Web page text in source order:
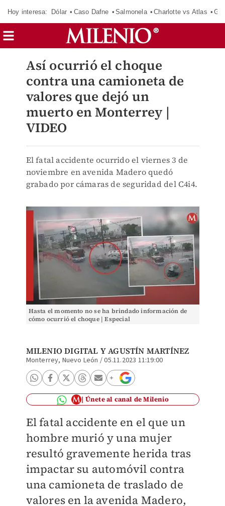
Hoy interesa: Dólar Caso Dafne Salmonela Charlotte vs Atlas
Así ocurrió el choque
contra una camioneta de
valores que dejó un
muerto en Monterrey |
VIDEO
El fatal accidente ocurrido el viernes 3 de
noviembre en avenida Madero quedó
grabado por cámaras de seguridad del C4i4.
Hasta el momento no se ha brindado información de
cómo ocurrió el choque | Especial
MILENIO DIGITAL YAGUSTÍN MARTÍNEZ
Monterrey, Nuevo León /05.11.2023 11:19:00
Únete al canal de Milenio
El fatal accidente en el que un
hombre murió y una mujer
resultó gravemente herida tras
impactar su automóvil contra
una camioneta de traslado de
valores en la avenida Madero,